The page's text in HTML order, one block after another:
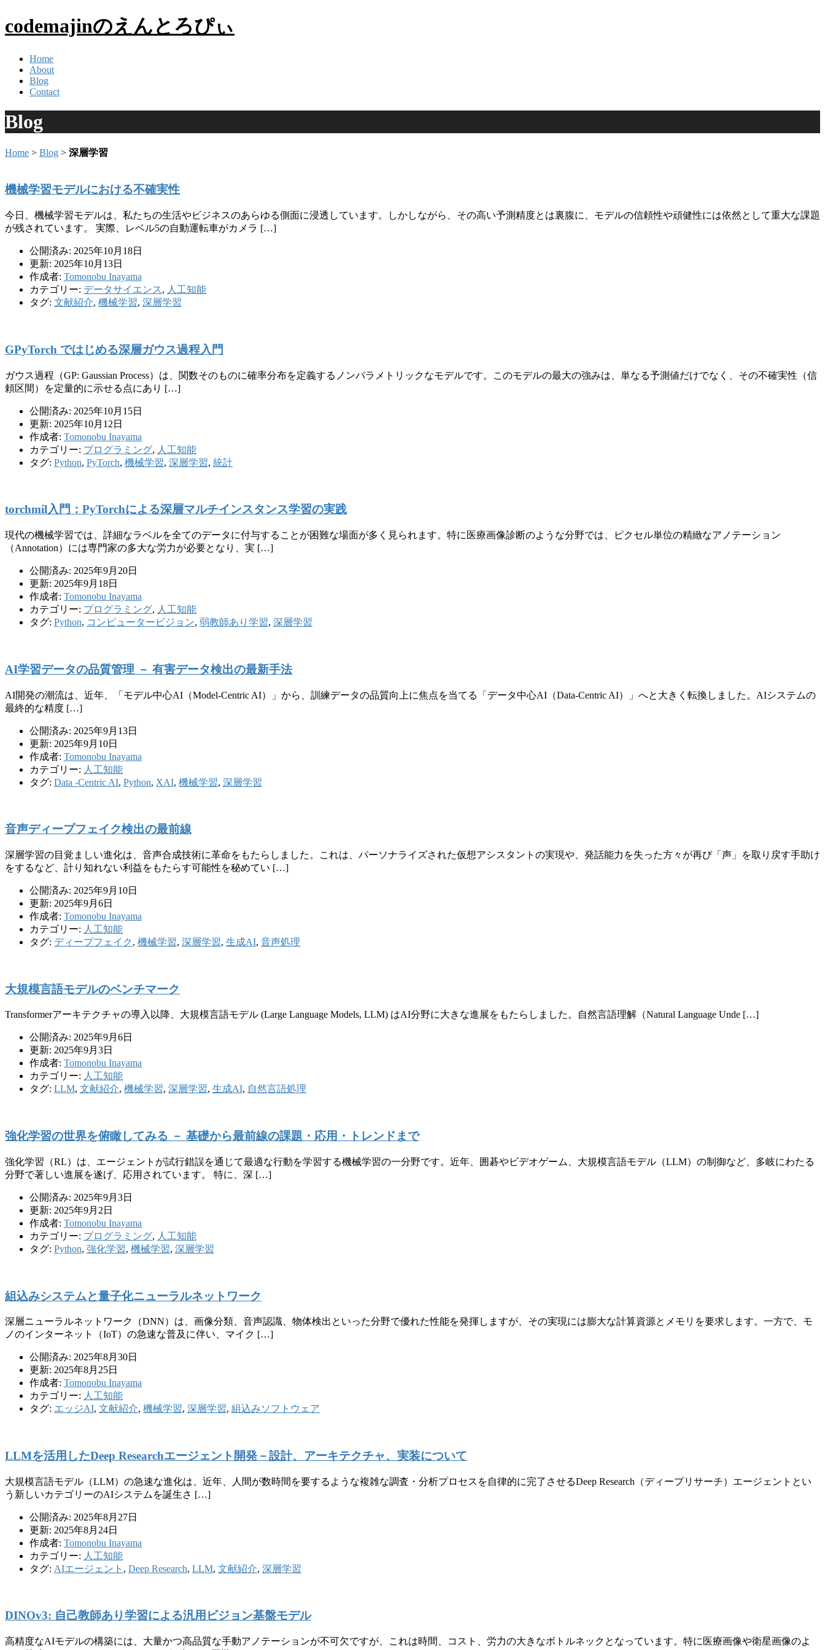
codemajinのえんとろぴぃ
Home
About
Blog
Contact
Blog
Home > Blog > 深層学習
機械学習モデルにおける不確実性
今日、機械学習モデルは、私たちの生活やビジネスのあらゆる側面に浸透しています。しかしながら、その高い予測精度とは裏腹に、モデルの信頼性や頑健性には依然として重大な課題
が残されています。 実際、レベル5の自動運転車がカメラ […]
公開済み: 2025年10月18日
更新: 2025年10月13日
作成者: Tomonobu Inayama
カテゴリー: データサイエンス, 人工知能
タグ: 文献紹介, 機械学習, 深層学習
GPyTorch ではじめる深層ガウス過程入門
ガウス過程（GP: Gaussian Process）は、関数そのものに確率分布を定義するノンパラメトリックなモデルです。このモデルの最大の強みは、単なる予測値だけでなく、その不確実性（信
頼区間）を定量的に示せる点にあり […]
公開済み: 2025年10月15日
更新: 2025年10月12日
作成者: Tomonobu Inayama
カテゴリー: プログラミング, 人工知能
タグ: Python, PyTorch, 機械学習, 深層学習, 統計
torchmil入門：PyTorchによる深層マルチインスタンス学習の実践
現代の機械学習では、詳細なラベルを全てのデータに付与することが困難な場面が多く見られます。特に医療画像診断のような分野では、ピクセル単位の精緻なアノテーション
（Annotation）には専門家の多大な労力が必要となり、実 […]
公開済み: 2025年9月20日
更新: 2025年9月18日
作成者: Tomonobu Inayama
カテゴリー: プログラミング, 人工知能
タグ: Python, コンピュータービジョン, 弱教師あり学習, 深層学習
AI学習データの品質管理 － 有害データ検出の最新手法
AI開発の潮流は、近年、「モデル中心AI（Model-Centric AI）」から、訓練データの品質向上に焦点を当てる「データ中心AI（Data-Centric AI）」へと大きく転換しました。AIシステムの
最終的な精度 […]
公開済み: 2025年9月13日
更新: 2025年9月10日
作成者: Tomonobu Inayama
カテゴリー: 人工知能
タグ: Data -Centric AI, Python, XAI, 機械学習, 深層学習
音声ディープフェイク検出の最前線
深層学習の目覚ましい進化は、音声合成技術に革命をもたらしました。これは、パーソナライズされた仮想アシスタントの実現や、発話能力を失った方々が再び「声」を取り戻す手助け
をするなど、計り知れない利益をもたらす可能性を秘めてい […]
公開済み: 2025年9月10日
更新: 2025年9月6日
作成者: Tomonobu Inayama
カテゴリー: 人工知能
タグ: ディープフェイク , 機械学習, 深層学習, 生成AI, 音声処理
大規模言語モデルのベンチマーク
Transformerアーキテクチャの導入以降、大規模言語モデル (Large Language Models, LLM) はAI分野に大きな進展をもたらしました。自然言語理解（Natural Language Unde […]
公開済み: 2025年9月6日
更新: 2025年9月3日
作成者: Tomonobu Inayama
カテゴリー: 人工知能
タグ: LLM, 文献紹介, 機械学習, 深層学習, 生成AI, 自然言語処理
強化学習の世界を俯瞰してみる － 基礎から最前線の課題・応用・トレンドまで
強化学習（RL）は、エージェントが試行錯誤を通じて最適な行動を学習する機械学習の一分野です。近年、囲碁やビデオゲーム、大規模言語モデル（LLM）の制御など、多岐にわたる
分野で著しい進展を遂げ、応用されています。 特に、深 […]
公開済み: 2025年9月3日
更新: 2025年9月2日
作成者: Tomonobu Inayama
カテゴリー: プログラミング, 人工知能
タグ: Python, 強化学習, 機械学習, 深層学習
組込みシステムと量子化ニューラルネットワーク
深層ニューラルネットワーク（DNN）は、画像分類、音声認識、物体検出といった分野で優れた性能を発揮しますが、その実現には膨大な計算資源とメモリを要求します。一方で、モ
ノのインターネット（IoT）の急速な普及に伴い、マイク […]
公開済み: 2025年8月30日
更新: 2025年8月25日
作成者: Tomonobu Inayama
カテゴリー: 人工知能
タグ: エッジAI, 文献紹介, 機械学習, 深層学習, 組込みソフトウェア
LLMを活用したDeep Researchエージェント開発－設計、アーキテクチャ、実装について
大規模言語モデル（LLM）の急速な進化は、近年、人間が数時間を要するような複雑な調査・分析プロセスを自律的に完了させるDeep Research（ディープリサーチ）エージェントとい
う新しいカテゴリーのAIシステムを誕生さ […]
公開済み: 2025年8月27日
更新: 2025年8月24日
作成者: Tomonobu Inayama
カテゴリー: 人工知能
タグ: AIエージェント , Deep Research, LLM, 文献紹介, 深層学習
DINOv3: 自己教師あり学習による汎用ビジョン基盤モデル
高精度なAIモデルの構築には、大量かつ高品質な手動アノテーションが不可欠ですが、これは時間、コスト、労力の大きなボトルネックとなっています。特に医療画像や衛星画像のよ